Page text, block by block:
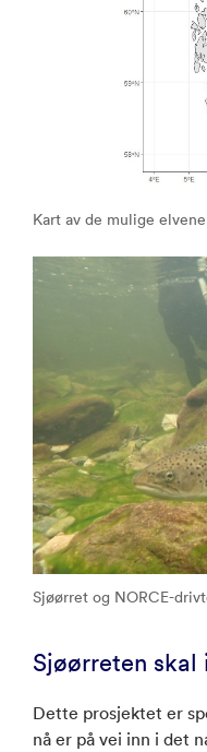
Kart av de mulige
Sjøørret og NORCE-
Sjøørreten
Dette prosjektet er
nå er på vei inn i det